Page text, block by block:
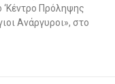
‘Κέντρο Πρόληψης
Ανάργυροι», στο